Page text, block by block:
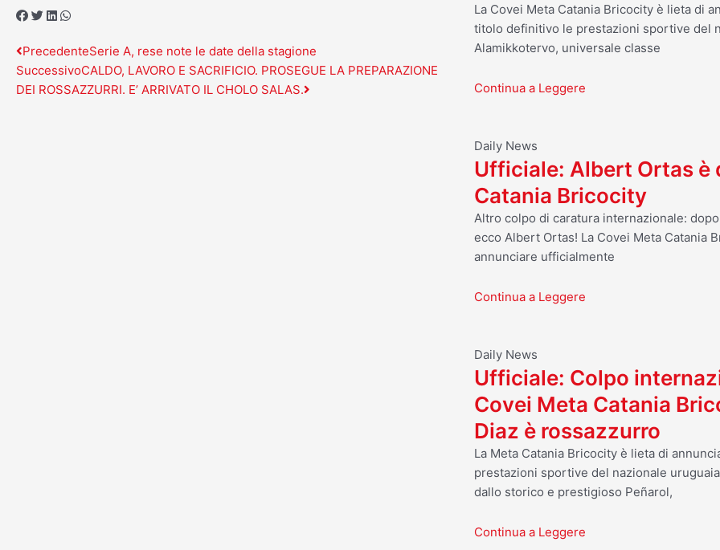
Precedente
PrecedenteSerie A, rese note le date della stagione
SuccessivoCALDO, LAVORO E SACRIFICIO. PROSEGUE LA PREPARAZIONE
DEI ROSSAZZURRI. E’ ARRIVATO IL CHOLO SALAS.
Successivo
La Covei Meta Catania Bricocity è lieta di
titolo definitivo le prestazioni sportive del
Alamikkotervo, universale classe
Continua a Leggere
Daily News
Ufficiale: Albert Ortas è
Catania Bricocity
Altro colpo di caratura internazionale:
ecco Albert Ortas! La Covei Meta Catania
annunciare ufficialmente
Continua a Leggere
Daily News
Ufficiale: Colpo
Covei Meta Catania
Diaz è rossazzurro
La Meta Catania Bricocity è lieta di
prestazioni sportive del nazionale
dallo storico e prestigioso Peñarol,
Continua a Leggere